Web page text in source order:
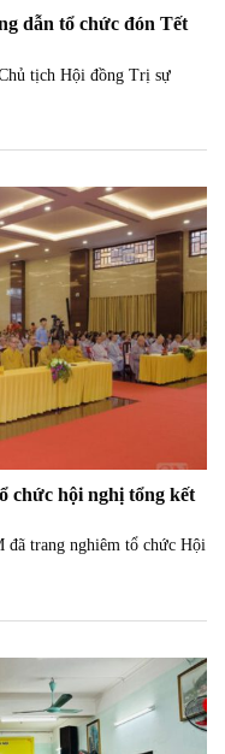
dẫn tổ chức đón Tết
tịch Hội đồng Trị sự
chức hội nghị tổng kết
đã trang nghiêm tổ chức Hội